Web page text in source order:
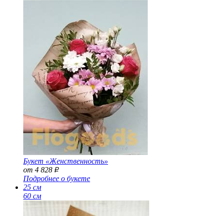
Букет «Женственность»
от 4 828 Р
Подробнее о букете
25 см
60 см